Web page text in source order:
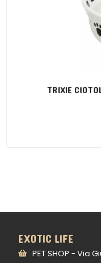
TRIXIE
EXOTIC LIFE
PET SHOP - Via